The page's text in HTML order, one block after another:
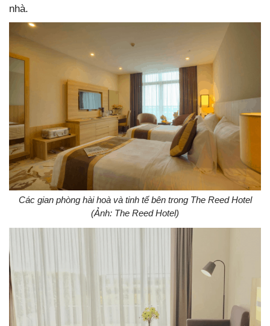
nhà.
Các gian phòng hài hoà và tinh tế bên trong The Reed Hotel
(Ảnh: The Reed Hotel)